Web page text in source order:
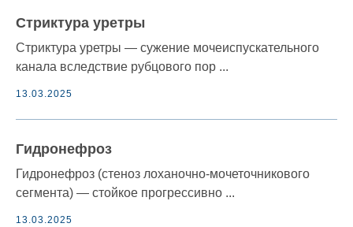
Стриктура уретры
Стриктура уретры — сужение мочеиспускательного
канала вследствие рубцового пор ...
13.03.2025
Гидронефроз
Гидронефроз (стеноз лоханочно-мочеточникового
сегмента) — стойкое прогрессивно ...
13.03.2025